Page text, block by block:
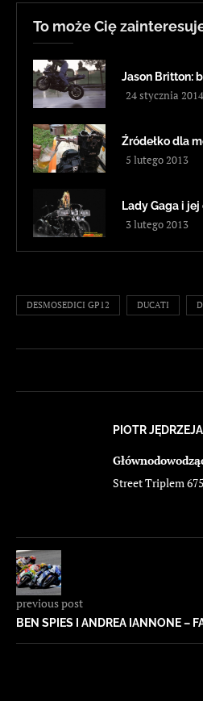
To może Cię
Jason Britton:
24 stycznia 2014
Źródełko dla
5 lutego 2013
Lady Gaga i
3 lutego 2013
DESMOSEDICI GP12 DUCATI
PIOTR
Street Triplem
previous post
BEN SPIES I ANDREA IANNONE –